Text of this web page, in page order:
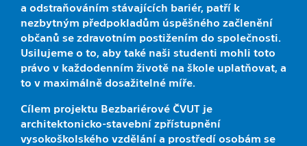
a odstraňováním stávajících bariér, patří k
nezbytným předpokladům úspěšného začlenění
občanů se zdravotním postižením do společnosti.
Usilujeme o to, aby také naši studenti mohli toto
právo v každodenním životě na škole uplatňovat, a
to v maximálně dosažitelné míře.
Cílem projektu Bezbariérové ČVUT je
architektonicko-stavební zpřístupnění
vysokoškolského vzdělání a prostředí osobám se